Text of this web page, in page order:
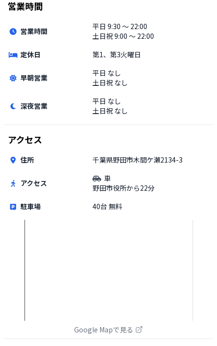
営業時間
営業時間 平日 9:30 〜 22:00
土日祝9:00 〜 22:00
定休日
第1、第3火曜日
早朝営業 平日 なし
土日祝 なし
深夜営業 平日 なし
土日祝 なし
アクセス
住所 千葉県野田市木間ケ瀬2134-3
アクセス
車
野田市役所から22分
駐車場
40台 無料
Google Mapで見る